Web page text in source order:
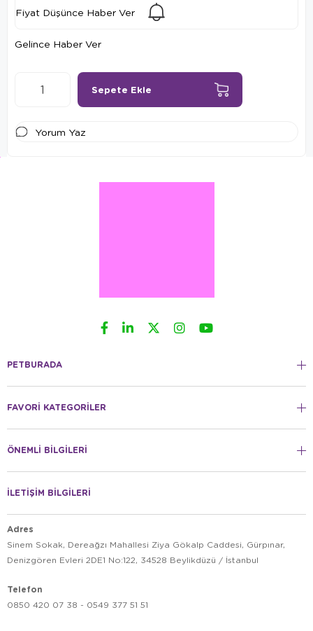
Fiyat Düşünce Haber Ver
Gelince Haber Ver
Yorum Yaz
PETBURADA
FAVORİ KATEGORİLER
ÖNEMLİ BİLGİLERİ
İLETİŞİM BİLGİLERİ
Adres
Sinem Sokak, Dereağzı Mahallesi Ziya Gökalp Caddesi, Gürpınar,
Denizgören Evleri 2DE1 No:122, 34528 Beylikdüzü / İstanbul
Telefon
0850 420 07 38 - 0549 377 51 51